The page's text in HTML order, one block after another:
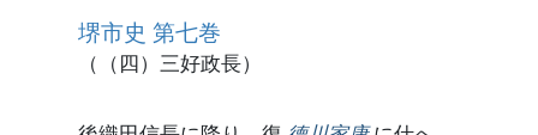
堺市史 第七巻
（（四）三好政長）